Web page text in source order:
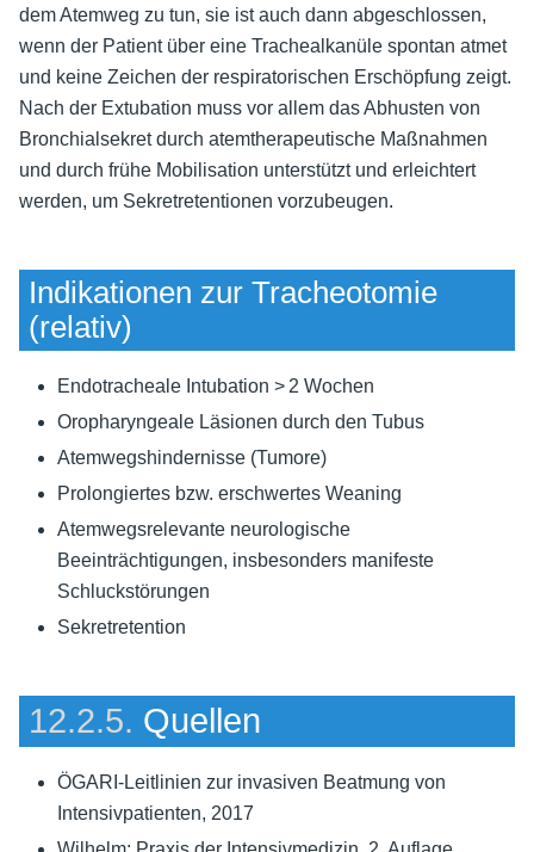
dem Atemweg zu tun, sie ist auch dann abgeschlossen,
wenn der Patient über eine Trachealkanüle spontan atmet
und keine Zeichen der respiratorischen Erschöpfung zeigt.
Nach der Extubation muss vor allem das Abhusten von
Bronchialsekret durch atemtherapeutische Maßnahmen
und durch frühe Mobilisation unterstützt und erleichtert
werden, um Sekretretentionen vorzubeugen.
Indikationen zur Tracheotomie
(relativ)
Endotracheale Intubation > 2 Wochen
Oropharyngeale Läsionen durch den Tubus
Atemwegshindernisse (Tumore)
Prolongiertes bzw. erschwertes Weaning
Atemwegsrelevante neurologische
Beeinträchtigungen, insbesonders manifeste
Schluckstörungen
Sekretretention
12.2.5. Quellen
ÖGARI-Leitlinien zur invasiven Beatmung von
Intensivpatienten, 2017